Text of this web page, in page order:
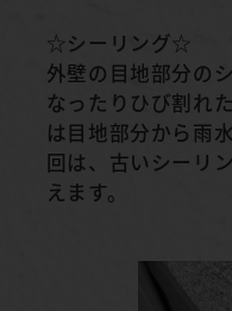
☆シーリング☆
外壁の目地部分の
なったりひび割れ
は目地部分から雨
回は、古いシーリ
えます。